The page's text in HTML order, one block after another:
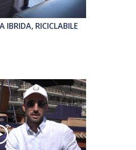
IBRIDA, RICICLABILE